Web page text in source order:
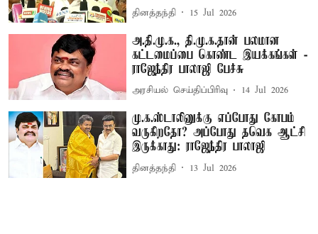
தினத்தந்தி 15 Jul 2026
அ.தி.மு.க., தி.மு.க.தான் பலமான
கட்டமைப்பை கொண்ட இயக்கங்கள் -
ராஜேந்திர பாலாஜி பேச்சு
அரசியல் செய்திப்பிரிவு 14 Jul 2026
மு.க.ஸ்டாலினுக்கு எப்போது கோபம்
வருகிறதோ? அப்போது தவெக ஆட்சி
இருக்காது: ராஜேந்திர பாலாஜி
தினத்தந்தி 13 Jul 2026